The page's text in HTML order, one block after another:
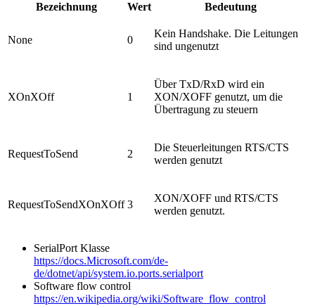
Bezeichnung Wert Bedeutung
None 0
Kein Handshake. Die Leitungen
sind ungenutzt
XOnXOff 1
Über TxD/RxD wird ein
XON/XOFF genutzt, um die
Übertragung zu steuern
RequestToSend 2
Die Steuerleitungen RTS/CTS
werden genutzt
RequestToSendXOnXOff 3
XON/XOFF und RTS/CTS
werden genutzt.
SerialPort Klasse
https://docs.Microsoft.com/de-
de/dotnet/api/system.io.ports.serialport
Software flow control
https://en.wikipedia.org/wiki/Software_flow_control